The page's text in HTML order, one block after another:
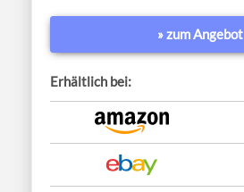
» zum Angebot
Erhältlich bei: